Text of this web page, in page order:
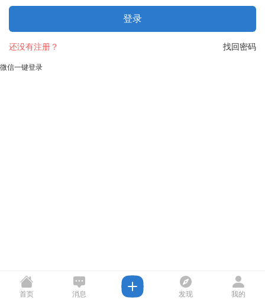
登录
找回密码
还没有注册？
微信一键登录
首页 消息 发现 我的